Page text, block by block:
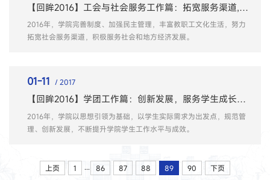
【回眸2016】工会与社会服务工作篇：拓宽服务渠道,提升管理效能
2016年，学院完善制度、加强民主管理，丰富教职工文化生活，努力
拓宽社会服务渠道，积极服务社会和地方经济发展。
01-11 / 2017
【回眸2016】学团工作篇：创新发展，服务学生成长成才
2016年，学院以思想引领为基础，以学生实际需求为出发点，规范管
理、创新发展，不断提升学院学生工作水平与成效。
上页 1 ... 86 87 88 89 90 下页